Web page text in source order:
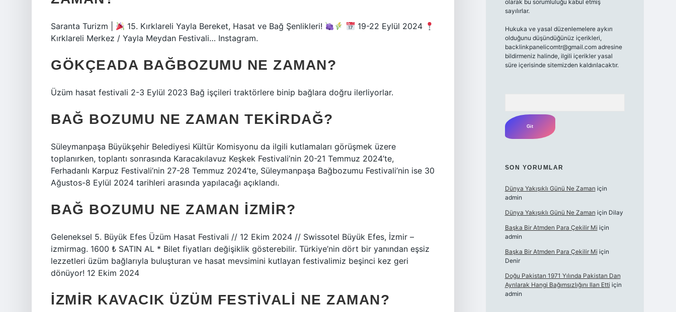
Saranta Turizm | 15. Kırklareli Yayla Bereket, Hasat ve Bağ Şenlikleri!
19-22 Eylül 2024
Kırklareli Merkez / Yayla Meydan Festivali… Instagram.
GÖKÇEADA BAĞBOZUMU NE ZAMAN?
Üzüm hasat festivali 2-3 Eylül 2023 Bağ işçileri traktörlere binip bağlara doğru ilerliyorlar.
BAĞ BOZUMU NE ZAMAN TEKIRDAĞ?
Süleymanpaşa Büyükşehir Belediyesi Kültür Komisyonu da ilgili kutlamaları görüşmek üzere
toplanırken, toplantı sonrasında Karacakılavuz Keşkek Festivali’nin 20-21 Temmuz 2024’te,
Ferhadanlı Karpuz Festivali’nin 27-28 Temmuz 2024’te, Süleymanpaşa Bağbozumu Festivali’nin ise 30
Ağustos-8 Eylül 2024 tarihleri ​​arasında yapılacağı açıklandı.
BAĞ BOZUMU NE ZAMAN İZMIR?
Geleneksel 5. Büyük Efes Üzüm Hasat Festivali // 12 Ekim 2024 // Swissotel Büyük Efes, İzmir –
izmirmag. 1600 ₺ SATIN AL * Bilet fiyatları değişiklik gösterebilir. Türkiye’nin dört bir yanından eşsiz
lezzetleri üzüm bağlarıyla buluşturan ve hasat mevsimini kutlayan festivalimiz beşinci kez geri
dönüyor! 12 Ekim 2024
İZMIR KAVACIK ÜZÜM FESTIVALI NE ZAMAN?
olarak bu sorumluluğu kabul etmiş
sayılırlar.
Hukuka ve yasal düzenlemelere aykırı
olduğunu düşündüğünüz içerikleri,
backlinkpanelicomtr@gmail.comadresine
bildirmeniz halinde, ilgili içerikler yasal
süre içerisinde sitemizden kaldırılacaktır.
SON YORUMLAR
Dünya Yakışıklı Günü Ne Zaman için
admin
Dünya Yakışıklı Günü Ne Zaman için Dilay
Başka Bir Atmden Para Çekilir Mi için
admin
Başka Bir Atmden Para Çekilir Mi için
Denir
Doğu Pakistan 1971 Yılında Pakistan Dan
Ayrılarak Hangi Bağımsızlığını Ilan Etti için
admin